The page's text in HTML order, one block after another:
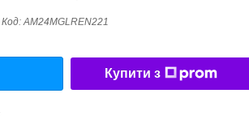
Код:AM24MGLREN221
Купити з